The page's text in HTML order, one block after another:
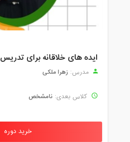
ایده های خلاقانه برای تدریس
مدرس: زهرا ملکی
کلاس بعدی: نامشخص
خرید دوره